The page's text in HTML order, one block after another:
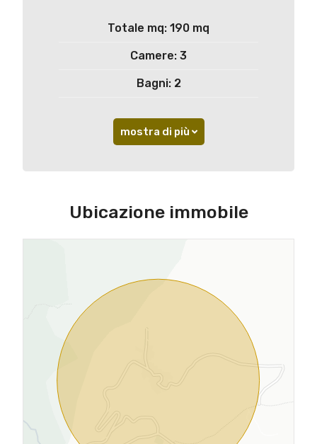
Totale mq: 190 mq
Camere: 3
Bagni: 2
mostra di più
Ubicazione immobile